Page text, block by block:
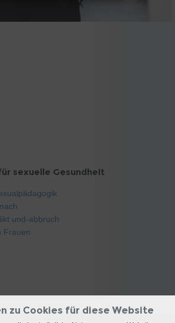
sexuelle Gesundheit
und-abbruch
Frauen
zu Cookies für diese Website